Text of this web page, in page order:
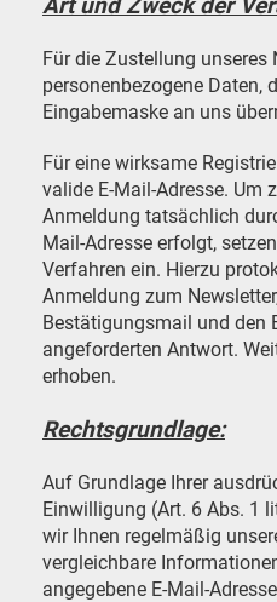
Für die Zustellung unseres
personenbezogene Daten,
Eingabemaske an uns
Für eine wirksame
valide E-Mail-Adresse. Um
Anmeldung tatsächlich
Mail-Adresse erfolgt,
Verfahren ein. Hierzu
Anmeldung zum
Bestätigungsmail und den
angeforderten Antwort.
erhoben.
Rechtsgrundlage:
Auf Grundlage Ihrer
Einwilligung (Art. 6 Abs. 1
wir Ihnen regelmäßig
vergleichbare
angegebene E-Mail-